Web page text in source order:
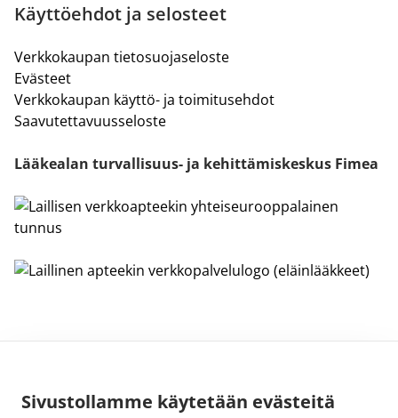
Sivustollamme käytetään evästeitä
Käyttöehdot ja selosteet
Verkkokaupan tietosuojaseloste
Evästeet
Verkkokaupan käyttö- ja toimitusehdot
Saavutettavuusseloste
Lääkealan turvallisuus- ja kehittämiskeskus Fimea